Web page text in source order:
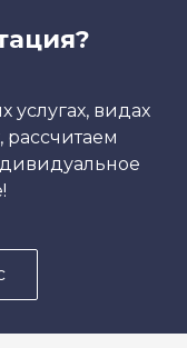
видах
рассчитаем